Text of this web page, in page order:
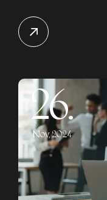
26.
Nov, 2024